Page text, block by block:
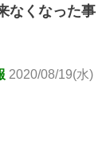
なくなった事
2020/08/19(水)